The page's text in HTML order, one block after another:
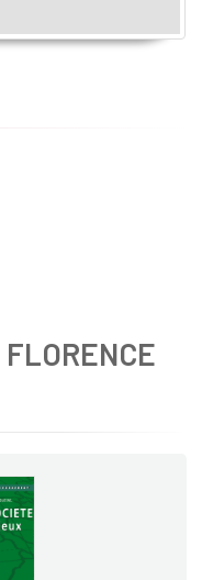
FLORENCE